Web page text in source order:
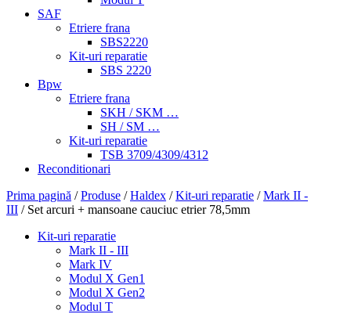
SAF
Etriere frana
SBS2220
Kit-uri reparatie
SBS 2220
Bpw
Etriere frana
SKH / SKM …
SH / SM …
Kit-uri reparatie
TSB 3709/4309/4312
Reconditionari
Prima pagină /Produse /Haldex /Kit-uri reparatie /Mark II -
III / Set arcuri + mansoane cauciuc etrier 78,5mm
Kit-uri reparatie
Mark II - III
Mark IV
Modul X Gen1
Modul X Gen2
Modul T